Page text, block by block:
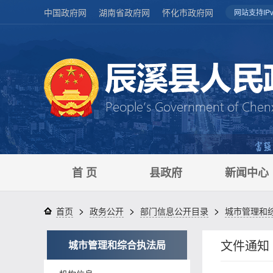
中国政府网 湖南省政府网 怀化市政府网 网站支持
首 页 县政府 新闻中心
首页 > 政务公开 > 部门信息公开目录 > 城市管理和
城市管理和综合执法局 文件通知